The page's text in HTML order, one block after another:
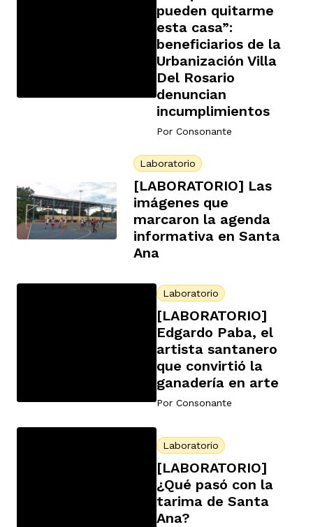
pueden quitarme
esta casa”:
beneficiarios de la
Urbanización Villa
Del Rosario
denuncian
incumplimientos
Por Consonante
Laboratorio
[LABORATORIO] Las
imágenes que
marcaron la agenda
informativa en Santa
Ana
Laboratorio
[LABORATORIO]
Edgardo Paba, el
artista santanero
que convirtió la
ganadería en arte
Por Consonante
Laboratorio
[LABORATORIO]
¿Qué pasó con la
tarima de Santa
Ana?
principios